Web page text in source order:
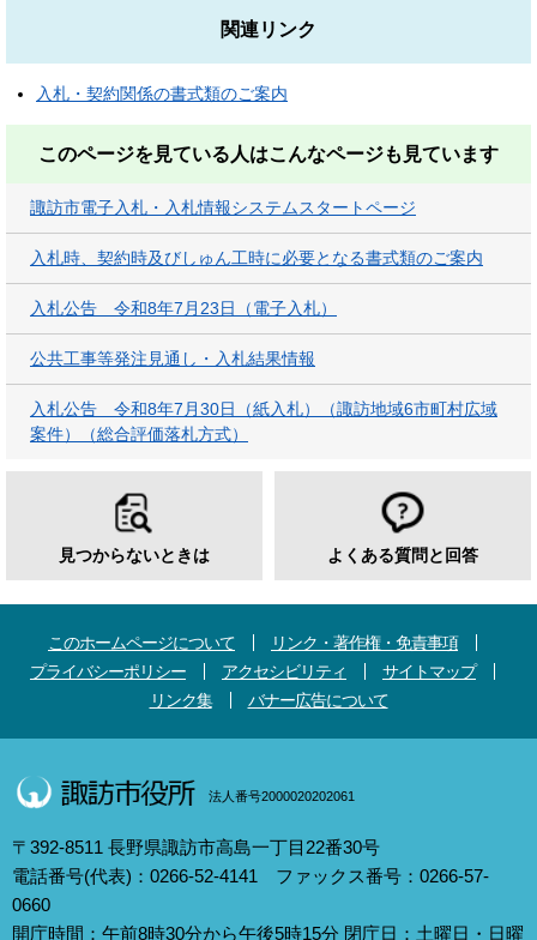
関連リンク
入札・契約関係の書式類のご案内
このページを見ている人はこんなページも見ています
諏訪市電子入札・入札情報システムスタートページ
入札時、契約時及びしゅん工時に必要となる書式類のご案内
入札公告 令和8年7月23日（電子入札）
公共工事等発注見通し・入札結果情報
入札公告 令和8年7月30日（紙入札）（諏訪地域6市町村広域
案件）（総合評価落札方式）
見つからないときは よくある質問と回答
このホームページについて
リンク・著作権・免責事項
プライバシーポリシー
アクセシビリティ
サイトマップ
リンク集
バナー広告について
法人番号2000020202061
〒392-8511 長野県諏訪市高島一丁目22番30号
電話番号(代表)：0266-52-4141 ファックス番号：0266-57-
0660
開庁時間：午前8時30分から午後5時15分 閉庁日：土曜日・日曜